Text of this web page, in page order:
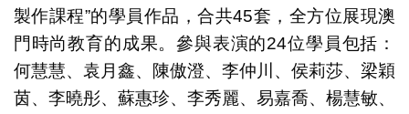
製作課程”的學員作品，合共45套，全方位展現澳
門時尚教育的成果。參與表演的24位學員包括：
何慧慧、袁月鑫、陳傲澄、李仲川、侯莉莎、梁穎
茵、李曉彤、蘇惠珍、李秀麗、易嘉喬、楊慧敏、